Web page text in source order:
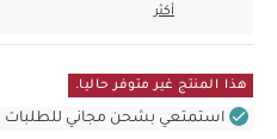
أكثر
هذا المنتج غير متوفر حاليا.
استمتعي بشحن مجاني للطلبات غير